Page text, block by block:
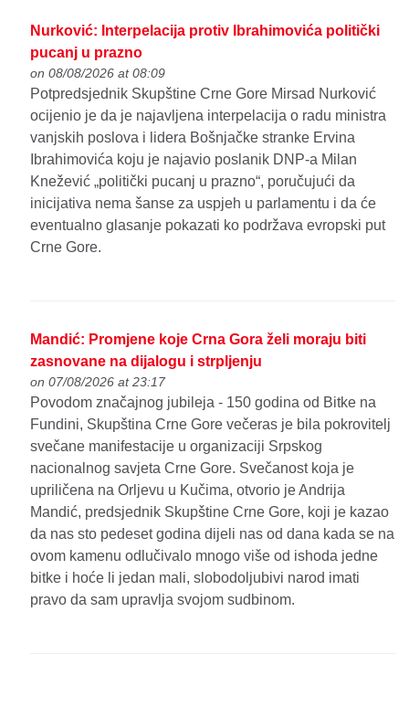
Nurković: Interpelacija protiv Ibrahimovića politički
pucanj u prazno
on 08/08/2026 at 08:09
Potpredsjednik Skupštine Crne Gore Mirsad Nurković
ocijenio je da je najavljena interpelacija o radu ministra
vanjskih poslova i lidera Bošnjačke stranke Ervina
Ibrahimovića koju je najavio poslanik DNP-a Milan
Knežević „politički pucanj u prazno“, poručujući da
inicijativa nema šanse za uspjeh u parlamentu i da će
eventualno glasanje pokazati ko podržava evropski put
Crne Gore.
Mandić: Promjene koje Crna Gora želi moraju biti
zasnovane na dijalogu i strpljenju
on 07/08/2026 at 23:17
Povodom značajnog jubileja - 150 godina od Bitke na
Fundini, Skupština Crne Gore večeras je bila pokrovitelj
svečane manifestacije u organizaciji Srpskog
nacionalnog savjeta Crne Gore. Svečanost koja je
upriličena na Orljevu u Kučima, otvorio je Andrija
Mandić, predsjednik Skupštine Crne Gore, koji je kazao
da nas sto pedeset godina dijeli nas od dana kada se na
ovom kamenu odlučivalo mnogo više od ishoda jedne
bitke i hoće li jedan mali, slobodoljubivi narod imati
pravo da sam upravlja svojom sudbinom.